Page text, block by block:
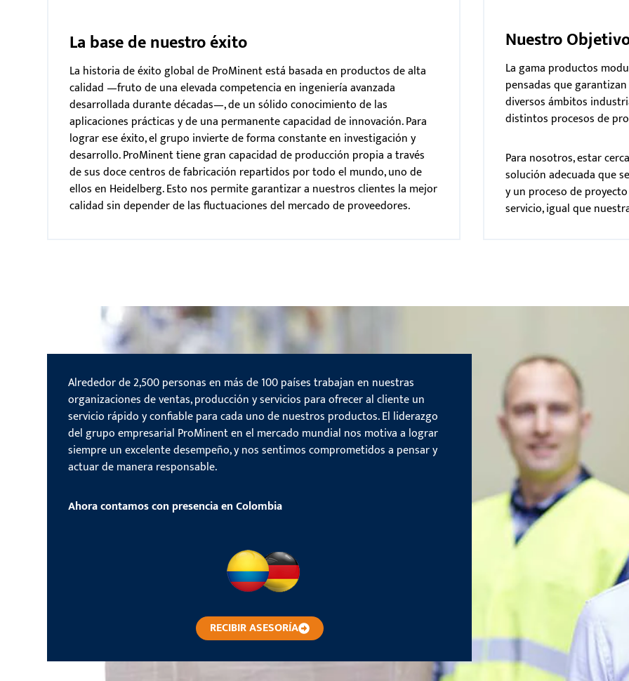
La base de nuestro éxito
La historia de éxito global de ProMinent está basada en productos de alta
calidad —fruto de una elevada competencia en ingeniería avanzada
desarrollada durante décadas—, de un sólido conocimiento de las
aplicaciones prácticas y de una permanente capacidad de innovación. Para
lograr ese éxito, el grupo invierte de forma constante en investigación y
desarrollo. ProMinent tiene gran capacidad de producción propia a través
de sus doce centros de fabricación repartidos por todo el mundo, uno de
ellos en Heidelberg. Esto nos permite garantizar a nuestros clientes la mejor
calidad sin depender de las fluctuaciones del mercado de proveedores.
Nuestro
La gama productos
pensadas que
diversos ámbitos
distintos procesos de
Para nosotros, estar
solución adecuada que
y un proceso de
servicio, igual que
Alrededor de 2,500 personas en más de 100 países trabajan en nuestras
organizaciones de ventas, producción y servicios para ofrecer al cliente un
servicio rápido y confiable para cada uno de nuestros productos. El liderazgo
del grupo empresarial ProMinent en el mercado mundial nos motiva a lograr
siempre un excelente desempeño, y nos sentimos comprometidos a pensar y
actuar de manera responsable.
Ahora contamos con presencia en Colombia
RECIBIR ASESORÍA